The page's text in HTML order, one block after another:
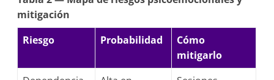
mitigación
Riesgo
Probabilidad
Cómo
mitigarlo